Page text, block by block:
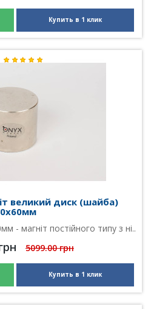
Купить в 1 клик
великий диск (шайба)
- магніт постійного типу з ні..
5099.00 грн
Купить в 1 клик